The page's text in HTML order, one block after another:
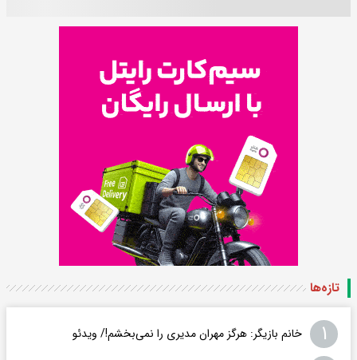
تازه‌ها
۱ خانم بازیگر: هرگز مهران مدیری را نمی‌بخشم!/ ویدئو